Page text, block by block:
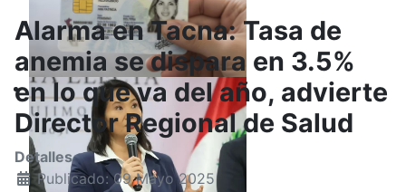
Alarma en Tacna: Tasa de
anemia se dispara en 3.5%
en lo que va del año, advierte
Director Regional de Salud
Detalles
Publicado: 09 Mayo 2025